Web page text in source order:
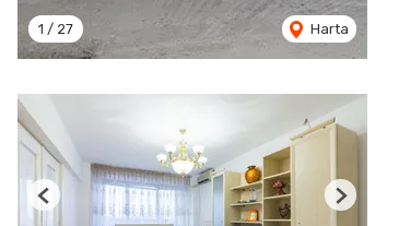
1 / 27 Harta
Previous Next